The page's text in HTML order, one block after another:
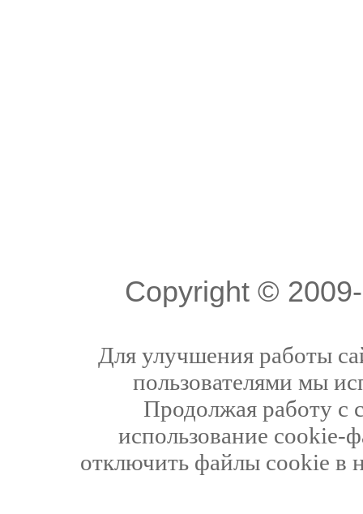
Copyright ©
Для улучшения работы
пользователями мы
Продолжая работу с
использование cookie-
отключить файлы cookie в